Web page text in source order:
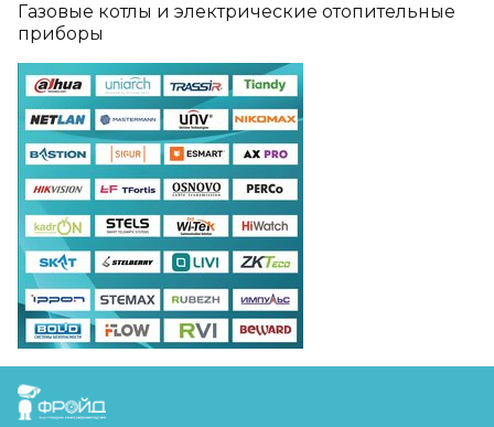
Газовые котлы и электрические отопительные
приборы
FreudGroup